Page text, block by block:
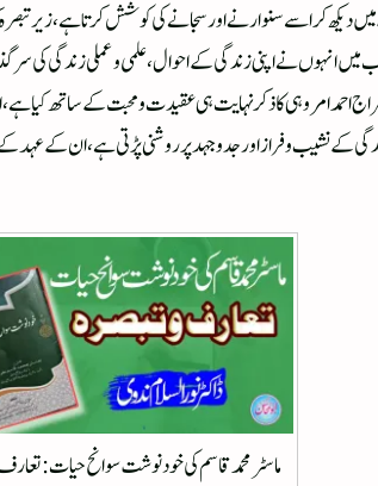
میں دیکھ کر اسے سنوارنے اور سجانے کی کوشش کرتا ہے،
میں انہوں نے اپنی زندگی کے احوال، علمی و عملی زندگی کی
احمد امروہی کا ذکر نہایت ہی عقیدت و محبت کے ساتھ کیا
کے نشیب و فراز اور جدوجہد پر روشنی پڑتی ہے، ان کے
ماسٹر محمد قاسم کی خود نوشت سوانح حیات :